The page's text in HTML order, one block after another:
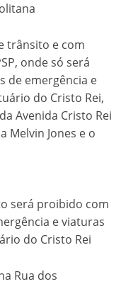
trânsito e com
onde só será
de emergência e
do Cristo Rei,
Avenida Cristo Rei
Melvin Jones e o
será proibido com
e viaturas
do Cristo Rei
Rua dos